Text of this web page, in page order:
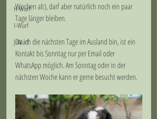
H-Wurf
I-Wurf
J-Wurf
Wochen alt), darf aber natürlich noch ein paar
Tage länger bleiben.
Da ich die nächsten Tage im Ausland bin, ist ein
Kontakt bis Sonntag nur per Email oder
WhatsApp möglich. Am Sonntag oder in der
nächsten Woche kann er gerne besucht werden.